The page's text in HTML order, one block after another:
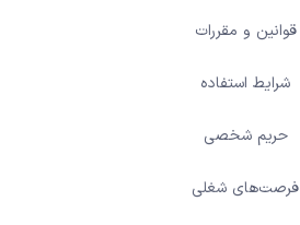
قوانین و مقررات
شرایط استفاده
حریم شخصی
فرصت‌های شغلی